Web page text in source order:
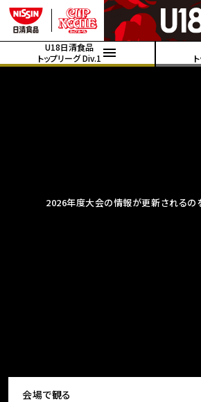
U18日清食品
トップリーグ Div.1
2026年度大会の情報が更新されるの
会場で観る